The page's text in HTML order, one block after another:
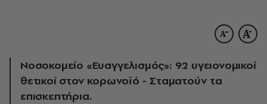
Νοσοκομείο «Ευαγγελισμός»: 92 υγειονομικοί
θετικοί στον κορωνοϊό - Σταματούν τα
επισκεπτήρια.